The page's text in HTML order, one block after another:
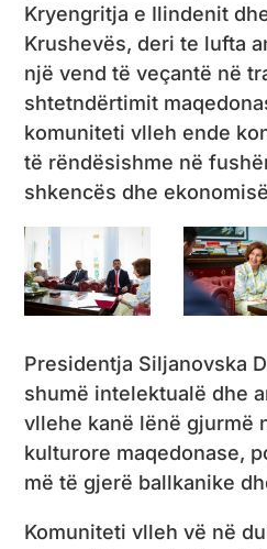
Kryengritja e Ilindenit
Krushevës, deri te lufta
një vend të veçantë në
shtetndërtimit
komuniteti vlleh ende
të rëndësishme në
shkencës dhe
Presidentja Siljanovska
shumë intelektualë dhe
vllehe kanë lënë gjurmë
kulturore maqedonase,
më të gjerë ballkanike
Komuniteti vlleh vë në